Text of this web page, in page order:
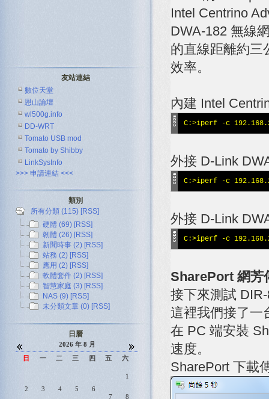
Intel Centrino
DWA-182 無線
的直線距離約三
效率。
內建 Intel
C:>iperf -c
外接 D-Link
C:>iperf -c
外接 D-Link
C:>iperf -c
SharePort 網芳
接下來測試
這裡我們接了一
在 PC 端安裝
速度。
SharePort 下載
友站連結
數位天堂
恩山論壇
wl500g.info
DD-WRT
Tomato USB mod
Tomato by Shibby
LinkSysInfo
>>> 申請連結 <<<
類別
所有分類 (115) [RSS]
硬體 (69) [RSS]
韌體 (26) [RSS]
新聞時事 (2) [RSS]
站務 (2) [RSS]
應用 (2) [RSS]
軟體套件 (2) [RSS]
智慧家庭 (3) [RSS]
NAS (9) [RSS]
未分類文章 (0) [RSS]
日曆
2026 年 8 月
日
一 二 三 四 五 六
1
2
3 4 5
6
7
8